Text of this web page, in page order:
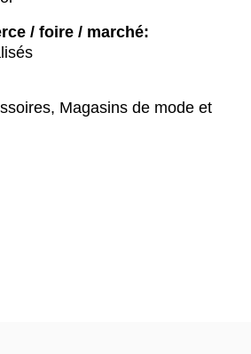
/ foire / marché:
Magasins de mode et